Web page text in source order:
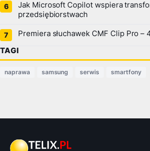
Jak Microsoft Copilot wspiera
przedsiębiorstwach
Premiera słuchawek CMF Clip Pro –
TAGI
naprawa samsung serwis smartfony